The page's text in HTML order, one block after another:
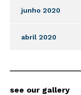
junho 2020
abril 2020
see our gallery